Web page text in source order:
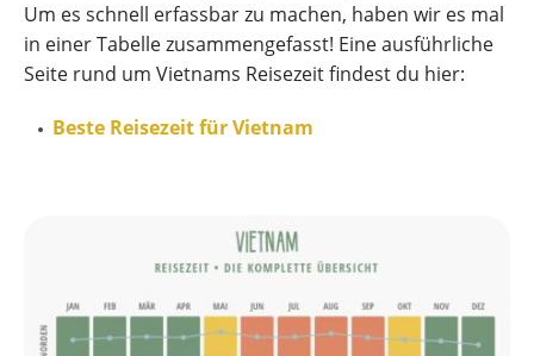
Um es schnell erfassbar zu machen, haben wir es mal
in einer Tabelle zusammengefasst! Eine ausführliche
Seite rund um Vietnams Reisezeit findest du hier:
Beste Reisezeit für Vietnam